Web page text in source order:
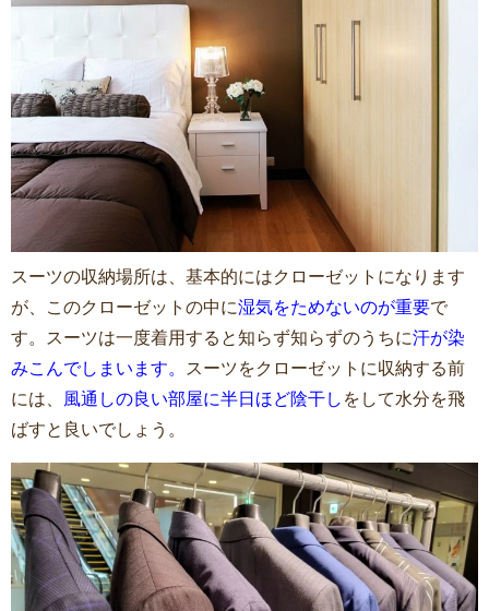
スーツの収納場所は、基本的にはクローゼットになります
が、このクローゼットの中に湿気をためないのが重要で
す。スーツは一度着用すると知らず知らずのうちに汗が染
みこんでしまいます。
スーツをクローゼットに収納する前
には、
風通しの良い部屋に半日ほど陰干し をして水分を飛
ばすと良いでしょう。